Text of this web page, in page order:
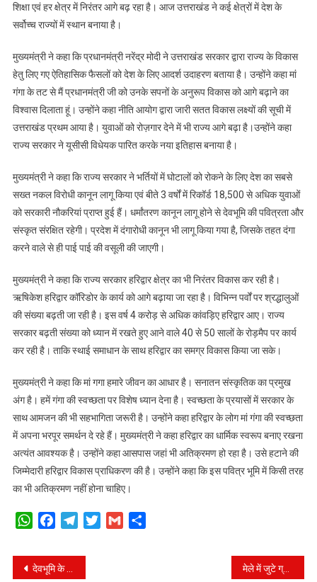
शिक्षा एवं हर क्षेत्र में निरंतर आगे बढ़ रहा है। आज उत्तराखंड ने कई क्षेत्रों में देश के
सर्वोच्च राज्यों में स्थान बनाया है।
मुख्यमंत्री ने कहा कि प्रधानमंत्री नरेंद्र मोदी ने उत्तराखंड सरकार द्वारा राज्य के विकास
हेतु लिए गए ऐतिहासिक फैसलों को देश के लिए आदर्श उदाहरण बताया है। उन्होंने कहा मां
गंगा के तट से मैं प्रधानमंत्री जी को उनके सपनों के अनुरूप विकास को आगे बढ़ाने का
विश्वास दिलाता हूं। उन्होंने कहा नीति आयोग द्वारा जारी सतत विकास लक्ष्यों की सूची में
उत्तराखंड प्रथम आया है। युवाओं को रोज़गार देने में भी राज्य आगे बढ़ा है।उन्होंने कहा
राज्य सरकार ने यूसीसी विधेयक पारित करके नया इतिहास बनाया है।
मुख्यमंत्री ने कहा कि राज्य सरकार ने भर्तियों में घोटालों को रोकने के लिए देश का सबसे
सख्त नकल विरोधी कानून लागू किया एवं बीते 3 वर्षों में रिकॉर्ड 18,500 से अधिक युवाओं
को सरकारी नौकरियां प्राप्त हुई हैं। धर्मांतरण कानून लागू होने से देवभूमि की पवित्रता और
संस्कृत संरक्षित रहेगी। प्रदेश में दंगारोधी कानून भी लागू किया गया है, जिसके तहत दंगा
करने वाले से ही पाई पाई की वसूली की जाएगी।
मुख्यमंत्री ने कहा कि राज्य सरकार हरिद्वार क्षेत्र का भी निरंतर विकास कर रही है।
ऋषिकेश हरिद्वार कॉरिडोर के कार्य को आगे बढ़ाया जा रहा है। विभिन्न पर्वों पर श्रद्धालुओं
की संख्या बढ़ती जा रही है। इस वर्ष 4 करोड़ से अधिक कांवड़िए हरिद्वार आए। राज्य
सरकार बढ़ती संख्या को ध्यान में रखते हुए आने वाले 40 से 50 सालों के रोड़मैप पर कार्य
कर रही है। ताकि स्थाई समाधान के साथ हरिद्वार का समग्र विकास किया जा सके।
मुख्यमंत्री ने कहा कि मां गगा हमारे जीवन का आधार है। सनातन संस्कृतिक का प्रमुख
अंग है। हमें गंगा की स्वच्छता पर विशेष ध्यान देना है। स्वच्छता के प्रयासों में सरकार के
साथ आमजन की भी सहभागिता जरूरी है। उन्होंने कहा हरिद्वार के लोग मां गंगा की स्वच्छता
में अपना भरपूर समर्थन दे रहे हैं। मुख्यमंत्री ने कहा हरिद्वार का धार्मिक स्वरूप बनाए रखना
अत्यंत आवश्यक है। उन्होंने कहा आसपास जहां भी अतिक्रमण हो रहा है। उसे हटाने की
जिम्मेदारी हरिद्वार विकास प्राधिकरण की है। उन्होंने कहा कि इस पवित्र भूमि में किसी तरह
का भी अतिक्रमण नहीं होना चाहिए।
WhatsAppFacebookTelegramTwitterGmail
Post
देवभूमि के साथ ही ’’खेल प्रतिभाओं की भूमि’’ के नाम से पहचाना जाएगा उत्तराखण्ड – सीएम मेले में जुटे ग्रामीणों के साथ पारंपरिक लोक नृत्य में भी थिरके सीएम धामी